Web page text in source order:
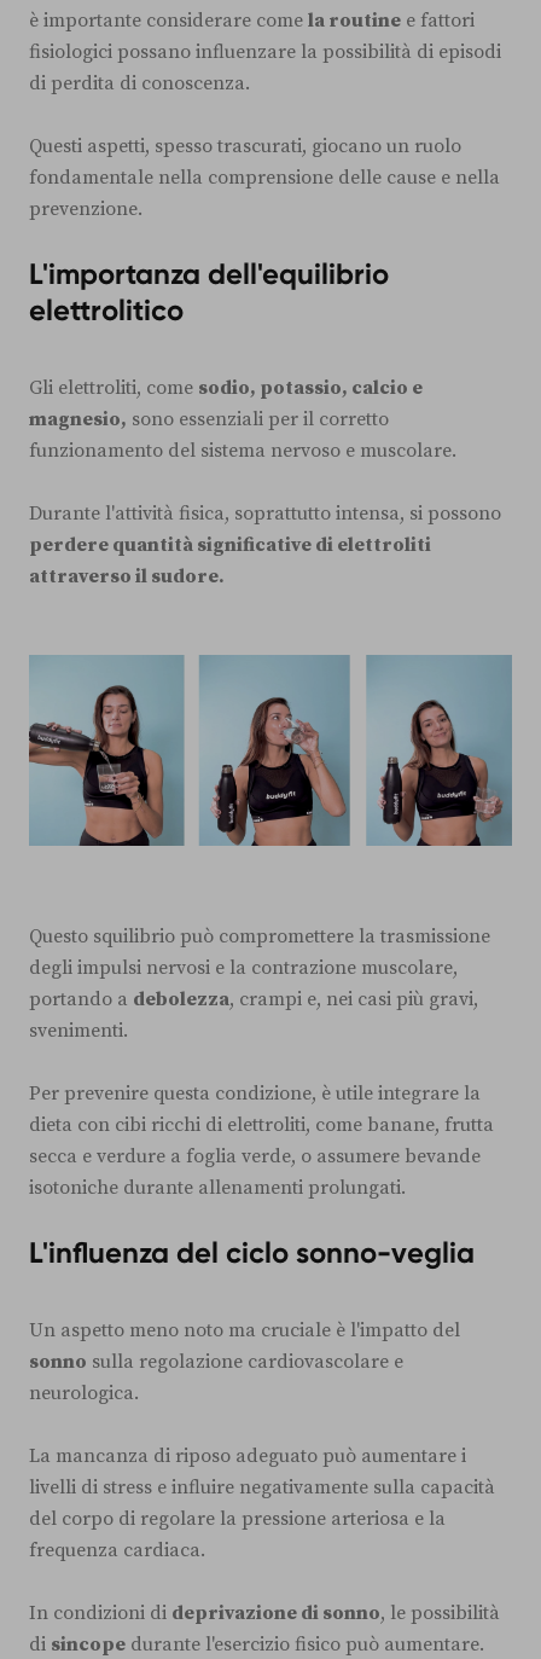
è importante considerare come la routine e fattori
fisiologici possano influenzare la possibilità di episodi
di perdita di conoscenza.
Questi aspetti, spesso trascurati, giocano un ruolo
fondamentale nella comprensione delle cause e nella
prevenzione.
L'importanza dell'equilibrio
elettrolitico
Gli elettroliti, come sodio, potassio, calcio e
magnesio, sono essenziali per il corretto
funzionamento del sistema nervoso e muscolare.
Durante l'attività fisica, soprattutto intensa, si possono
perdere quantità significative di elettroliti
attraverso il sudore.
Questo squilibrio può compromettere la trasmissione
degli impulsi nervosi e la contrazione muscolare,
portando a debolezza, crampi e, nei casi più gravi,
svenimenti.
Per prevenire questa condizione, è utile integrare la
dieta con cibi ricchi di elettroliti, come banane, frutta
secca e verdure a foglia verde, o assumere bevande
isotoniche durante allenamenti prolungati.
L'influenza del ciclo sonno-veglia
Un aspetto meno noto ma cruciale è l'impatto del
sonno sulla regolazione cardiovascolare e
neurologica.
La mancanza di riposo adeguato può aumentare i
livelli di stress e influire negativamente sulla capacità
del corpo di regolare la pressione arteriosa e la
frequenza cardiaca.
In condizioni di deprivazione di sonno, le possibilità
di sincope durante l'esercizio fisico può aumentare.